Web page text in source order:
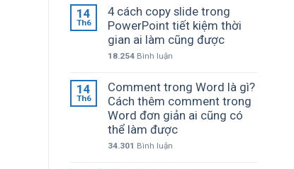
14
Th6
4 cách copy slide trong
PowerPoint tiết kiệm thời
gian ai làm cũng được
18.254 Bình luận
14
Th6
Comment trong Word là gì?
Cách thêm comment trong
Word đơn giản ai cũng có
thể làm được
34.301 Bình luận